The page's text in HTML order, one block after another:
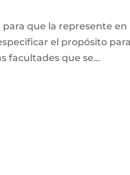
que la represente en
el propósito
facultades que se...